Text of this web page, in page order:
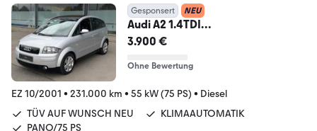
Gesponsert NEU
Audi A2 1.4TDI
KLIMA/PANO/3HAND/PDC
3.900 €
Ohne Bewertung
EZ 10/2001 • 231.000 km • 55 kW (75 PS) • Diesel
TÜV AUF WUNSCH NEU
KLIMAAUTOMATIK
PANO/75 PS